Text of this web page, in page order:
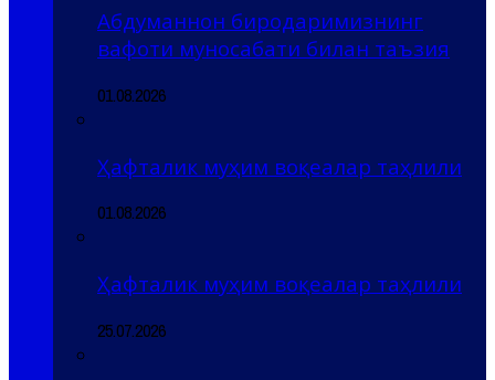
Абдуманнон биродаримизнинг
вафоти муносабати билан таъзия
01.08.2026
Ҳафталик муҳим воқеалар таҳлили
01.08.2026
Ҳафталик муҳим воқеалар таҳлили
25.07.2026